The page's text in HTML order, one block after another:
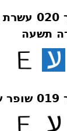
יום
תשעה